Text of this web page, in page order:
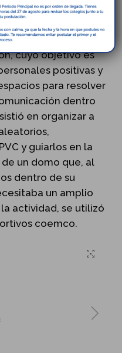
fomentar el trabajo
Esta iniciativa
se viene realizando
cuyo objetivo es
positivas y
para resolver
dentro
en organizar a
y guiarlos en la
un domo que, al
dentro de su
un amplio
actividad, se utilizó
coemco.